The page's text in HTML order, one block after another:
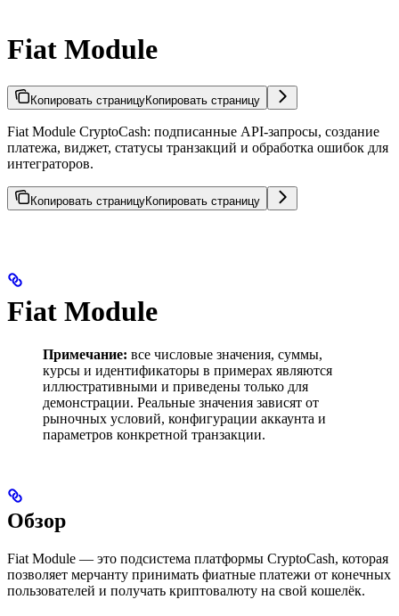
Fiat Module
Копировать страницуКопировать страницу
Fiat Module CryptoCash: подписанные API-запросы, создание
платежа, виджет, статусы транзакций и обработка ошибок для
интеграторов.
Копировать страницуКопировать страницу
Fiat Module
Примечание: все числовые значения, суммы,
курсы и идентификаторы в примерах являются
иллюстративными и приведены только для
демонстрации. Реальные значения зависят от
рыночных условий, конфигурации аккаунта и
параметров конкретной транзакции.
Обзор
Fiat Module — это подсистема платформы CryptoCash, которая
позволяет мерчанту принимать фиатные платежи от конечных
пользователей и получать криптовалюту на свой кошелёк.